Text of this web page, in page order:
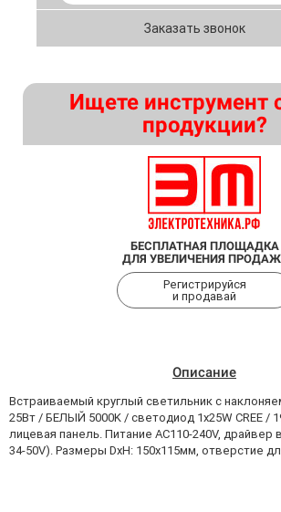
Ищете инструмент
продукции?
БЕСПЛАТНАЯ ПЛОЩАДКА
ДЛЯ УВЕЛИЧЕНИЯ ПРОДАЖ
Регистрируйся
и продавай
Заказать звонок
Описание
Встраиваемый круглый светильник с
25Вт / БЕЛЫЙ 5000K / светодиод 1x25W CREE /
лицевая панель. Питание AC110-240V, драйвер
34-50V). Размеры DxH: 150х115мм, отверстие